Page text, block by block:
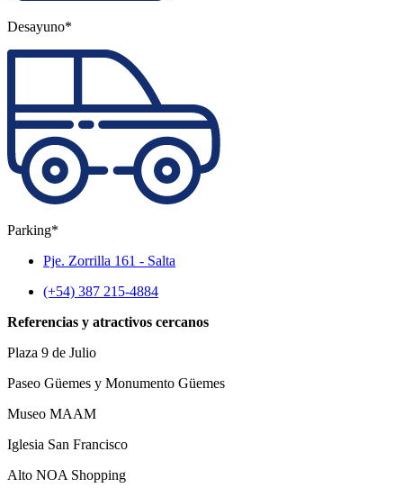
Desayuno*
Parking*
Pje. Zorrilla 161 - Salta
(+54) 387 215-4884
Referencias y atractivos cercanos
Plaza 9 de Julio
Paseo Güemes y Monumento Güemes
Museo MAAM
Iglesia San Francisco
Alto NOA Shopping